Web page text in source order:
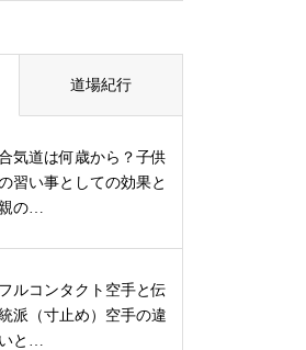
道場紀行
気道は何歳から？子供
習い事としての効果と
の…
フルコンタクト空手と伝
派（寸止め）空手の違
いと…